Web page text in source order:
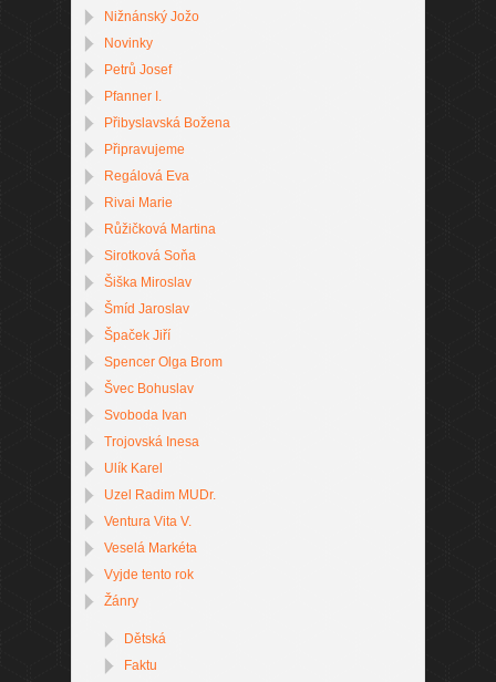
Nižnánský Jožo
Novinky
Petrů Josef
Pfanner I.
Přibyslavská Božena
Připravujeme
Regálová Eva
Rivai Marie
Růžičková Martina
Sirotková Soňa
Šiška Miroslav
Šmíd Jaroslav
Špaček Jiří
Spencer Olga Brom
Švec Bohuslav
Svoboda Ivan
Trojovská Inesa
Ulík Karel
Uzel Radim MUDr.
Ventura Vita V.
Veselá Markéta
Vyjde tento rok
Žánry
Dětská
Faktu